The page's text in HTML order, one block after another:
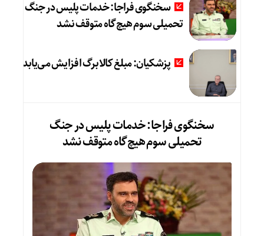
سخنگوی فراجا: خدمات پلیس در جنگ
تحمیلی سوم هیچ‌گاه متوقف نشد
پزشکیان: مبلغ کالابرگ افزایش می‌یابد
سخنگوی فراجا: خدمات پلیس در جنگ
تحمیلی سوم هیچ‌گاه متوقف نشد